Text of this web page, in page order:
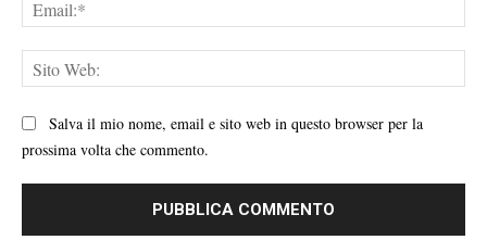
Salva il mio nome, email e sito web in questo browser per la
prossima volta che commento.